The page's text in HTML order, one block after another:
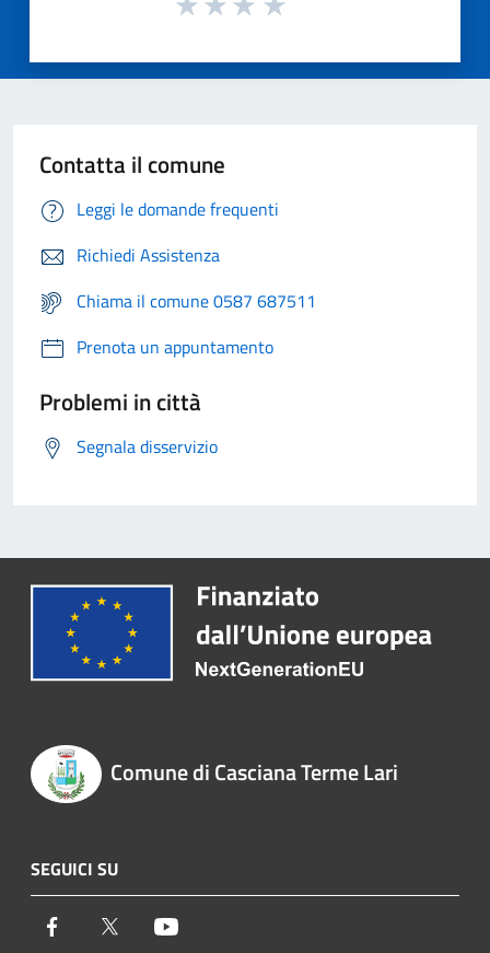
Contatta il comune
Leggi le domande frequenti
Richiedi Assistenza
Chiama il comune 0587 687511
Prenota un appuntamento
Problemi in città
Segnala disservizio
Comune di Casciana Terme Lari
SEGUICI SU
Facebook Twitter